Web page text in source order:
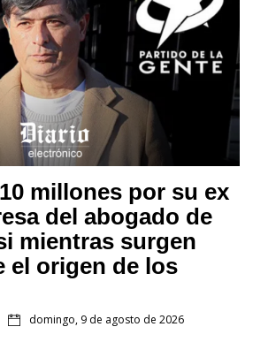
millones por su ex
del abogado de
mientras surgen
el origen de los
domingo, 9 de agosto de 2026